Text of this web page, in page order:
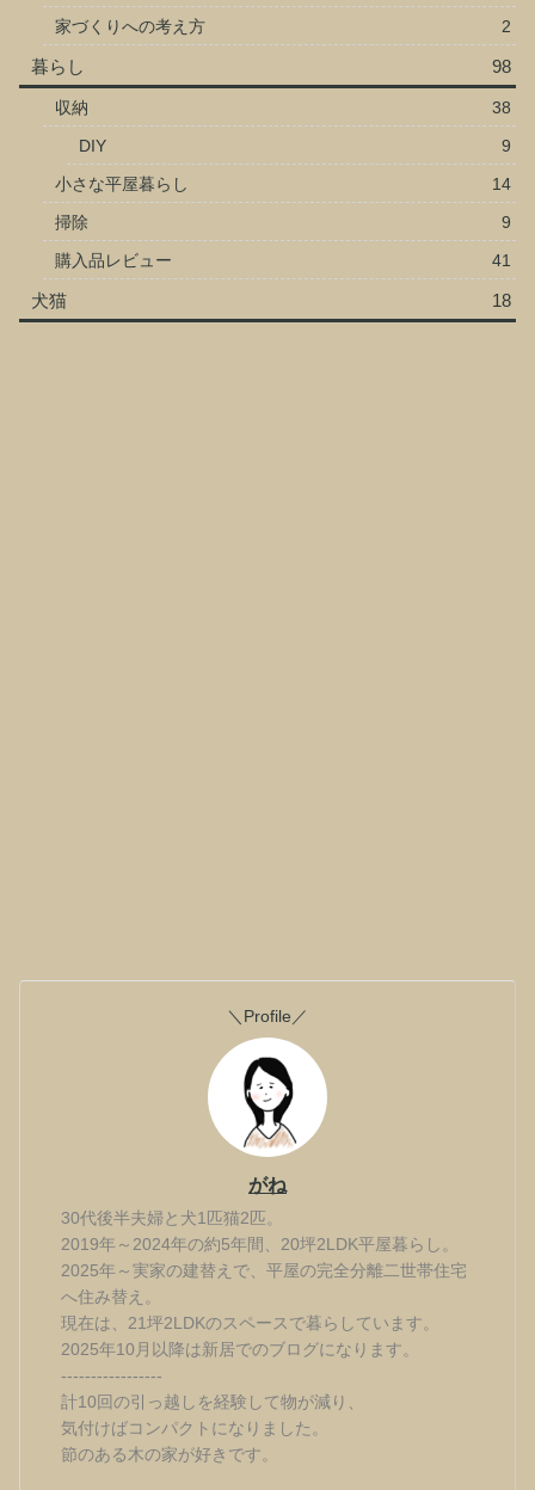
家づくりへの考え方
2
暮らし 98
収納
38
DIY
9
小さな平屋暮らし
14
掃除
9
購入品レビュー
41
犬猫 18
＼Profile／
がね
30代後半夫婦と犬1匹猫2匹。
2019年～2024年の約5年間、20坪2LDK平屋暮らし。
2025年～実家の建替えで、平屋の完全分離二世帯住宅
へ住み替え。
現在は、21坪2LDKのスペースで暮らしています。
2025年10月以降は新居でのブログになります。
-----------------
計10回の引っ越しを経験して物が減り、
気付けばコンパクトになりました。
節のある木の家が好きです。